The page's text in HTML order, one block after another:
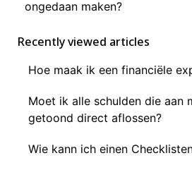
ongedaan maken?
Recently viewed articles
Hoe maak ik een financiële
Moet ik alle schulden die aan
getoond direct aflossen?
Wie kann ich einen